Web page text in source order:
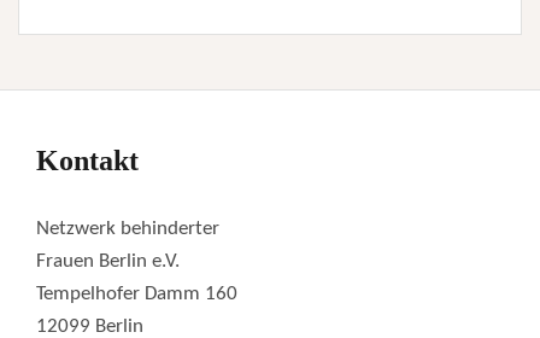
Kontakt
Netzwerk behinderter
Frauen Berlin e.V.
Tempelhofer Damm 160
12099 Berlin